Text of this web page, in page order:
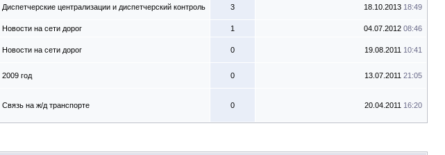
Диспетчерские централизации и диспетчерский контроль 3 18.10.2013 18:49
Новости на сети дорог 1 04.07.2012 08:46
Новости на сети дорог 0 19.08.2011 10:41
2009 год 0 13.07.2011 21:05
Связь на ж/д транспорте 0 20.04.2011 16:20